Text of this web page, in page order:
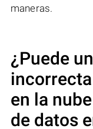
maneras.
¿Puede
en la
de datos